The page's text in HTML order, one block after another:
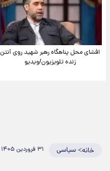
افشای محل پناهگاه‌ رهبر شهید روی آنتن
زنده تلویزیون/ویدیو
خانه>سیاسی ۳۱ فروردین ۱۴۰۵